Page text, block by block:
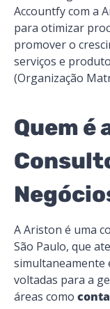
Accountfy com a
para otimizar
promover o
serviços e
(Organização
Quem é
A Ariston é uma
São Paulo, que
simultaneamente
voltadas para a
áreas como